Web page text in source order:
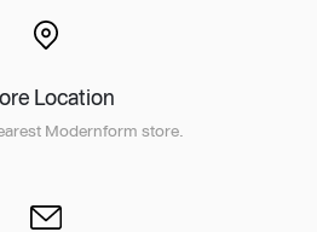
Location
Modernform store.